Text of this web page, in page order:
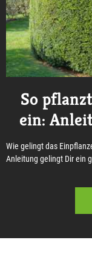
So
ein:
Wie gelingt das
Anleitung gelingt Dir ein